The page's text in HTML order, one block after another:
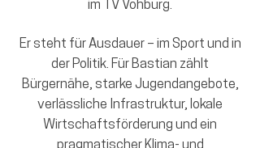
im TV Vohburg.
Er steht für Ausdauer – im Sport und in
der Politik. Für Bastian zählt
Bürgernähe, starke Jugendangebote,
verlässliche Infrastruktur, lokale
Wirtschaftsförderung und ein
pragmatischer Klima- und